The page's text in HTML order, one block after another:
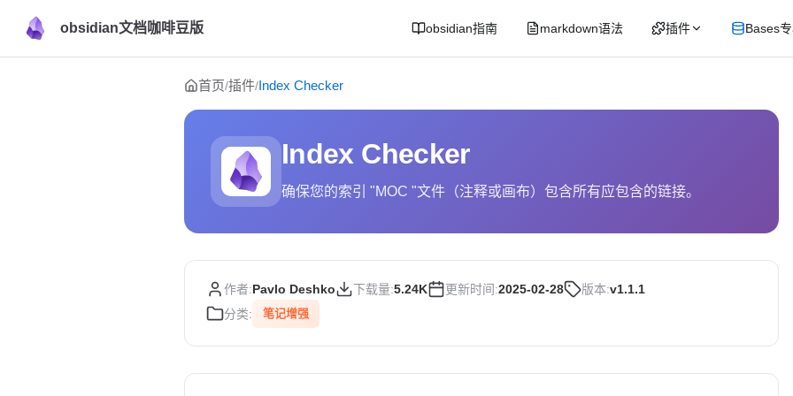
obsidian文档咖啡豆版 obsidian指南 markdown语法 插件 Bases
Skip to content
首页/插件/Index Checker
Index Checker
确保您的索引 "MOC "文件（注释或画布）包含所有应包含的链接。
作者:Pavlo Deshko 下载量:5.24K 更新时间:2025-02-28 版本:v1.1.1
分类:
笔记增强